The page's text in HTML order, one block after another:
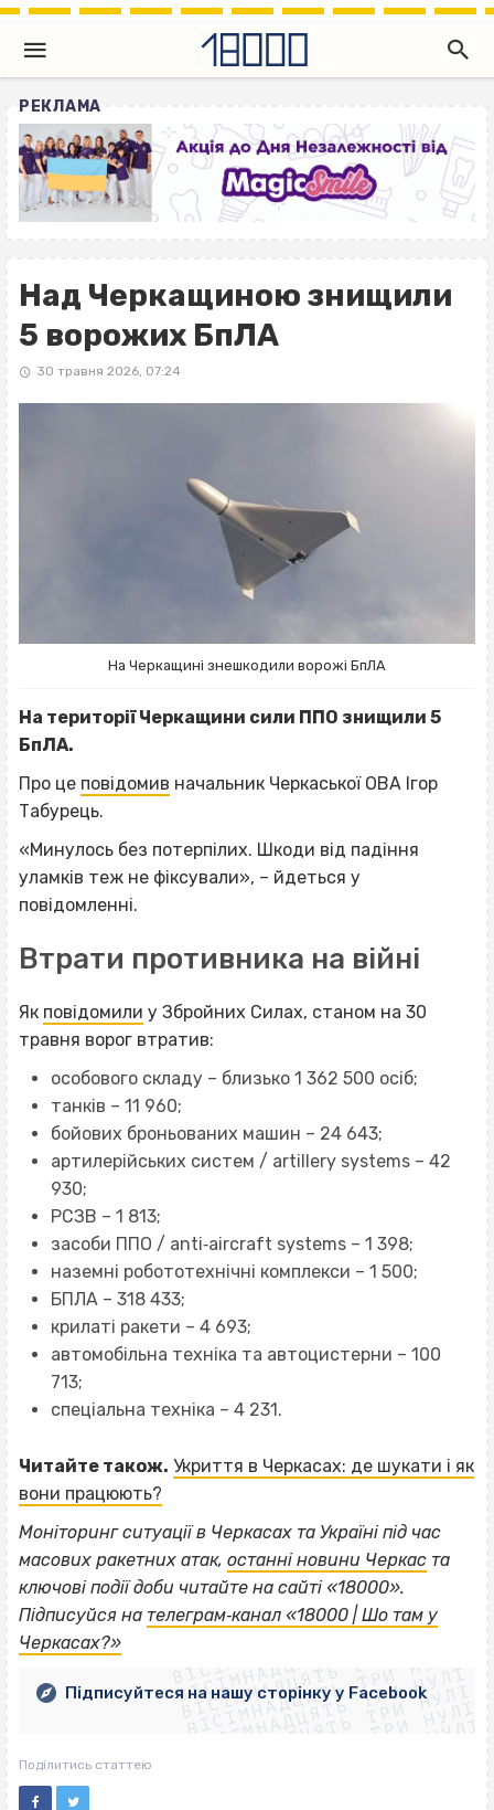
РЕКЛАМА
Над Черкащиною знищили
5 ворожих БпЛА
30 травня 2026, 07:24
На Черкащині знешкодили ворожі БпЛА
На території Черкащини сили ППО знищили 5
БпЛА.
Про це повідомив начальник Черкаської ОВА Ігор
Табурець.
«Минулось без потерпілих. Шкоди від падіння
уламків теж не фіксували», – йдеться у
повідомленні.
Втрати противника на війні
Як повідомили у Збройних Силах, станом на 30
травня ворог втратив:
особового складу – близько 1 362 500 осіб;
танків – 11 960;
бойових броньованих машин – 24 643;
артилерійських систем / artillery systems – 42
930;
РСЗВ – 1 813;
засоби ППО / anti‐aircraft systems – 1 398;
наземні робототехнічні комплекси – 1 500;
БПЛА – 318 433;
крилаті ракети – 4 693;
автомобільна техніка та автоцистерни – 100
713;
спеціальна техніка – 4 231.
Читайте також. Укриття в Черкасах: де шукати і як
вони працюють?
Моніторинг ситуації в Черкасах та Україні під час
масових ракетних атак, останні новини Черкас та
ключові події доби читайте на сайті «18000».
Підписуйся на телеграм‐канал «18000 | Шо там у
Черкасах?»
ВІСІМНАДЦЯТЬ ТРИ НУЛІ
ВІСІМНАДЦЯТЬ ТРИ НУЛІ
ВІСІМНАДЦЯТЬ ТРИ НУЛІ
ВІСІМНАДЦЯТЬ ТРИ НУЛІ
ВІСІМНАДЦЯТЬ ТРИ НУЛІ
ВІСІМНАДЦЯТЬ ТРИ НУЛІ
ВІСІМНАДЦЯТЬ ТРИ НУЛІ
ВІСІМНАДЦЯТЬ ТРИ НУЛІ
Підписуйтеся на нашу сторінку у Facebook
Поділитись статтею